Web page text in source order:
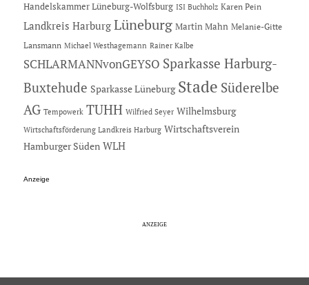
Handelskammer Lüneburg-Wolfsburg ISI Buchholz Karen Pein
Landkreis Harburg Lüneburg Martin Mahn Melanie-Gitte
Lansmann Michael Westhagemann Rainer Kalbe
SCHLARMANNvonGEYSO Sparkasse Harburg-
Buxtehude Sparkasse Lüneburg Stade Süderelbe
AG Tempowerk TUHH Wilfried Seyer Wilhelmsburg
Wirtschaftsförderung Landkreis Harburg Wirtschaftsverein
Hamburger Süden WLH
Anzeige